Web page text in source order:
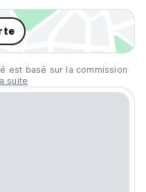
est basé sur la commission
suite